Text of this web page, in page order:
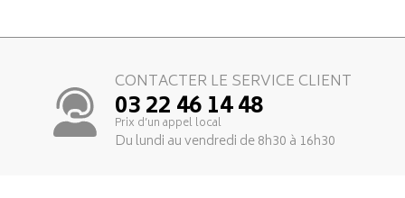
CONTACTER LE SERVICE CLIENT
03 22 46 14 48
Prix d’un appel local
Du lundi au vendredi de 8h30 à 16h30